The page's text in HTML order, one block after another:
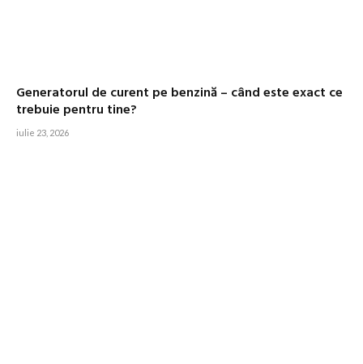
Generatorul de curent pe benzină – când este exact ce
trebuie pentru tine?
iulie 23, 2026